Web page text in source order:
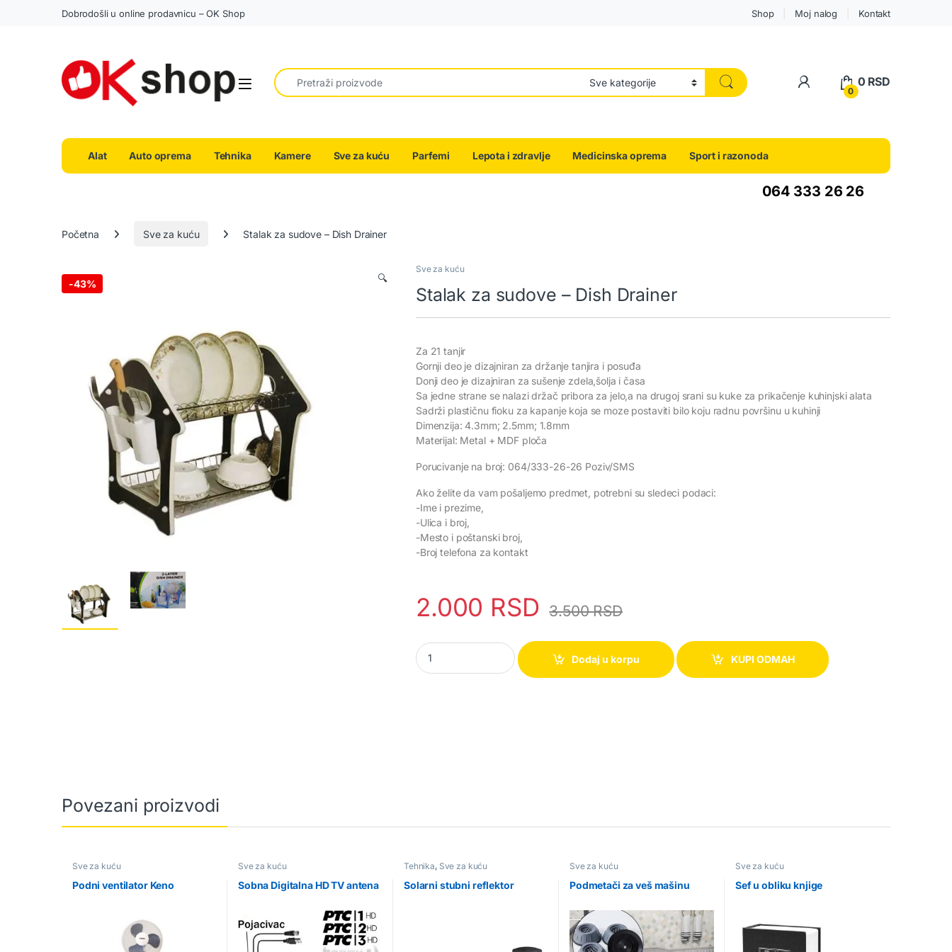
Dobrodošli u online prodavnicu – OK Shop Shop Moj nalog Kontakt
Search for:
0
0 RSD
Alat Auto oprema Tehnika Kamere Sve za kuću Parfemi Lepota i zdravlje Medicinska oprema Sport i razonoda
064 333 26 26
Početna Sve za kuću Stalak za sudove – Dish Drainer
-43% 🔍
Sve za kuću
Stalak za sudove – Dish Drainer
Za 21 tanjir
Gornji deo je dizajniran za držanje tanjira i posuđa
Donji deo je dizajniran za sušenje zdela,šolja i časa
Sa jedne strane se nalazi držač pribora za jelo,a na drugoj srani su kuke za prikačenje kuhinjski alata
Sadrži plastičnu fioku za kapanje koja se moze postaviti bilo koju radnu površinu u kuhinji
Dimenzija: 4.3mm; 2.5mm; 1.8mm
Materijal: Metal + MDF ploča
Porucivanje na broj: 064/333-26-26 Poziv/SMS
Ako želite da vam pošaljemo predmet, potrebni su sledeci podaci:
-Ime i prezime,
-Ulica i broj,
-Mesto i poštanski broj,
-Broj telefona za kontakt
2.000 RSD 3.500RSD
Stalak za sudove – Dish Drainer quantity
Dodaj u korpu
KUPI ODMAH
Povezani proizvodi
Sve za kuću
Podni ventilator Keno
Sve za kuću
Sobna Digitalna HD TV antena
Tehnika, Sve za kuću
Solarni stubni reflektor
Sve za kuću
Podmetači za veš mašinu
Sve za kuću
Sef u obliku knjige